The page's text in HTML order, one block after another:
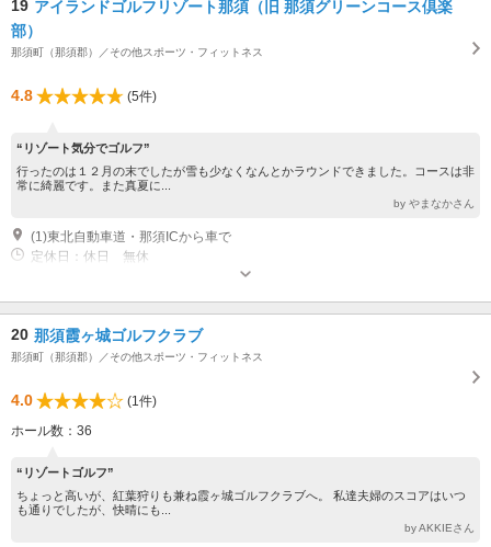
19 アイランドゴルフリゾート那須（旧 那須グリーンコース倶楽
部）
那須町（那須郡）／その他スポーツ・フィットネス
4.8 (5件)
“リゾート気分でゴルフ”
行ったのは１２月の末でしたが雪も少なくなんとかラウンドできました。コースは非
常に綺麗です。また真夏に...
by やまなかさん
(1)東北自動車道・那須ICから車で
定休日：休日 無休
20 那須霞ヶ城ゴルフクラブ
那須町（那須郡）／その他スポーツ・フィットネス
4.0
(1件)
ホール数：36
“リゾートゴルフ”
ちょっと高いが、紅葉狩りも兼ね霞ヶ城ゴルフクラブへ。 私達夫婦のスコアはいつ
も通りでしたが、快晴にも...
by AKKIEさん